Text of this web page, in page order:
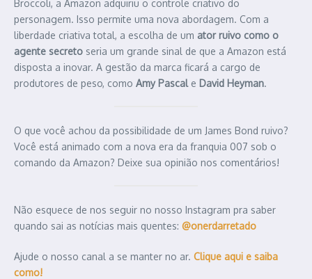
Broccoli, a Amazon adquiriu o controle criativo do
personagem. Isso permite uma nova abordagem. Com a
liberdade criativa total, a escolha de um ator ruivo como o
agente secreto seria um grande sinal de que a Amazon está
disposta a inovar. A gestão da marca ficará a cargo de
produtores de peso, como Amy Pascale David Heyman.
O que você achou da possibilidade de um James Bond ruivo?
Você está animado com a nova era da franquia 007 sob o
comando da Amazon? Deixe sua opinião nos comentários!
Não esquece de nos seguir no nosso Instagram pra saber
quando sai as notícias mais quentes: @onerdarretado
Ajude o nosso canal a se manter no ar. Clique aqui e saiba
como!